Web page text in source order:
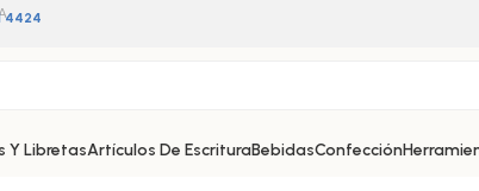
4424
Y LibretasArtículos De EscrituraBebidasConfección